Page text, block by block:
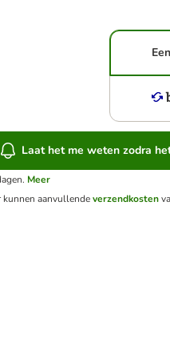
Laat het me weten zodra
Meer
kunnen aanvullendeverzendkosten